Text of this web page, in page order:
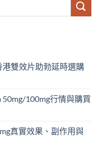
雙效片助勃延時選購
100mg行情與購買
真實效果、副作用與